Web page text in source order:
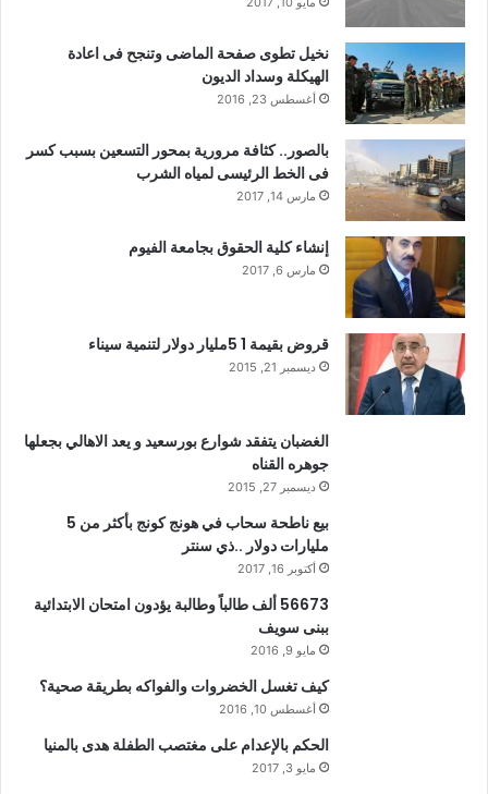
نخيل تطوى صفحة الماضى وتنجح فى اعادة
الهيكلة وسداد الديون
أغسطس 23, 2016
بالصور.. كثافة مرورية بمحور التسعين بسبب كسر
فى الخط الرئيسى لمياه الشرب
مارس 14, 2017
إنشاء كلية الحقوق بجامعة الفيوم
مارس 6, 2017
قروض بقيمة 1 5مليار دولار لتنمية سيناء
ديسمبر 21, 2015
الغضبان يتفقد شوارع بورسعيد و يعد الاهالي بجعلها
جوهره القناه
ديسمبر 27, 2015
بيع ناطحة سحاب في هونج كونج بأكثر من 5
مليارات دولار ..ذي سنتر
أكتوبر 16, 2017
56673 ألف طالباً وطالبة يؤدون امتحان الابتدائية
ببنى سويف
مايو 9, 2016
كيف تغسل الخضروات والفواكه بطريقة صحية؟
أغسطس 10, 2016
الحكم بالإعدام على مغتصب الطفلة هدى بالمنيا
مايو 3, 2017